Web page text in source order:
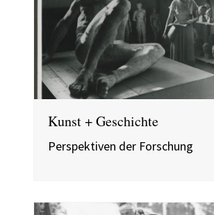
Kunst + Geschichte
Perspektiven der Forschung